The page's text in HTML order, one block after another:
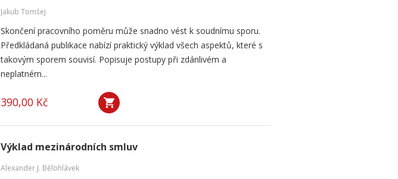
Jakub Tomšej
Skončení pracovního poměru může snadno vést k soudnímu sporu.
Předkládaná publikace nabízí praktický výklad všech aspektů, které s
takovým sporem souvisí. Popisuje postupy při zdánlivém a
neplatném...
390,00 Kč
Výklad mezinárodních smluv
Alexander J. Bělohlávek